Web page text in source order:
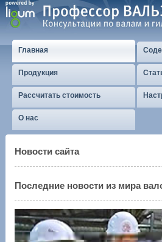
Главная
Продукция
Рассчитать стоимость
О нас
Новости сайта
Последние новости из мира